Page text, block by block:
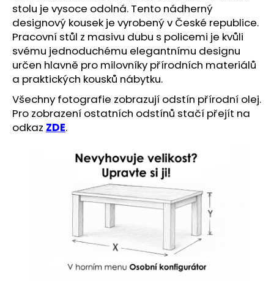
stolu je vysoce odolná. Tento nádherný
designový kousek je vyrobený v České republice.
Pracovní stůl z masivu dubu s policemi je kvůli
svému jednoduchému elegantnímu designu
určen hlavně pro milovníky přírodních materiálů
a praktických kousků nábytku.
Všechny fotografie zobrazují odstín přírodní olej.
Pro zobrazení ostatních odstínů stačí přejít na
odkaz ZDE.